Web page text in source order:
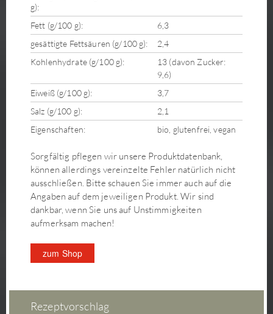
g):
Fett (g/100 g):
6,3
gesättigte Fettsäuren (g/100 g):
2,4
Kohlenhydrate (g/100 g):
13 (davon Zucker:
9,6)
Eiweiß (g/100 g):
3,7
Salz (g/100 g):
2,1
Eigenschaften:
bio, glutenfrei, vegan
Sorgfältig pflegen wir unsere Produktdatenbank,
können allerdings vereinzelte Fehler natürlich nicht
ausschließen. Bitte schauen Sie immer auch auf die
Angaben auf dem jeweiligen Produkt. Wir sind
dankbar, wenn Sie uns auf Unstimmigkeiten
aufmerksam machen!
zum Shop
Rezeptvorschlag